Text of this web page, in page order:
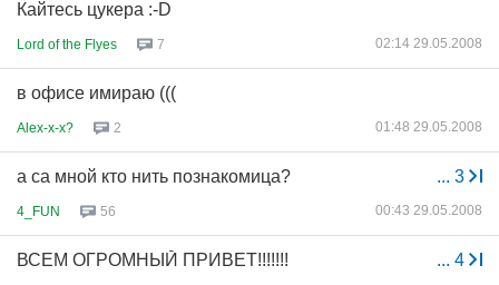
Кайтесь цукера :-D
Lord of the Flyes 7 02:14 29.05.2008
в офисе имираю (((
Alex-x-x? 2 01:48 29.05.2008
... 3
а са мной кто нить познакомица?
4_FUN 56 00:43 29.05.2008
... 4
ВСЕМ ОГРОМНЫЙ ПРИВЕТ!!!!!!!